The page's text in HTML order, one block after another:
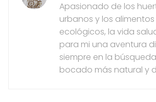
Apasionado de los
urbanos y los alimentos
ecológicos, la vida
para mi una aventura
siempre en la
bocado más natural y